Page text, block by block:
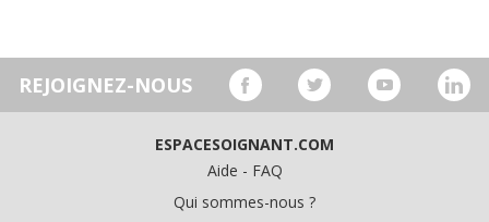
REJOIGNEZ-NOUS
ESPACESOIGNANT.COM
Aide - FAQ
Qui sommes-nous ?